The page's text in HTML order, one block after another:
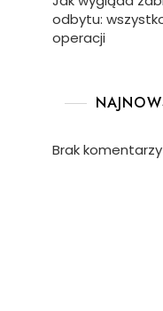
odbytu:
operacji
Brak